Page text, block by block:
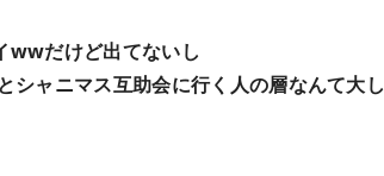
wwだけど出てないし
シャニマス互助会に行く人の層なんて大し